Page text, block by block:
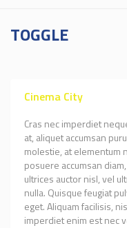
TOGGLE
Cinema City
Cras nec imperdiet
at, aliquet accumsan
molestie, at elementum
posuere accumsan
ultrices auctor nisl, vel
nulla. Quisque feugiat
eget. Aliquam facilisis,
imperdiet enim est nec